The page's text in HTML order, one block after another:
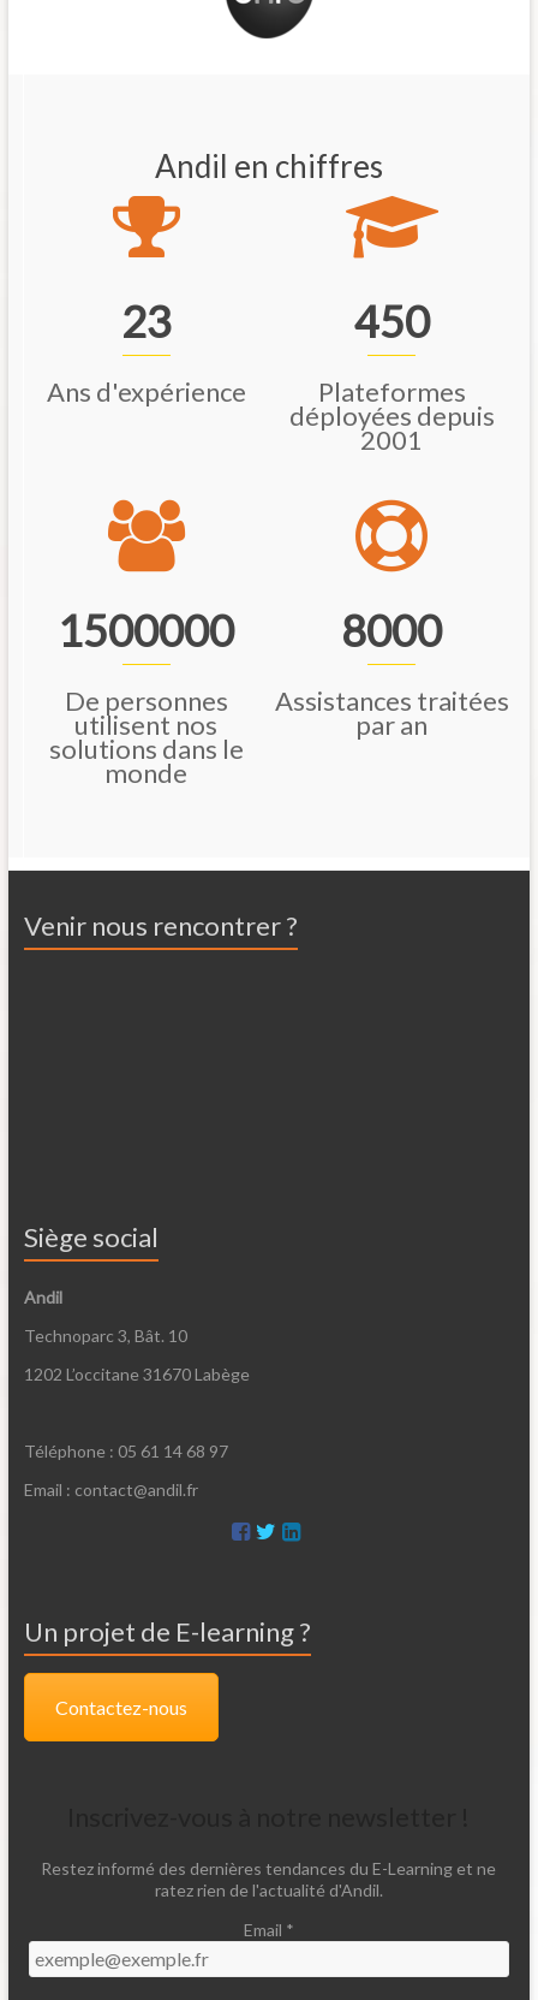
Andil en chiffres
23
Ans d'expérience
450
Plateformes
déployées depuis
2001
1500000
De personnes
utilisent nos
solutions dans le
monde
8000
Assistances traitées
par an
Venir nous rencontrer ?
Siège social
Andil
Technoparc 3, Bât. 10
1202 L’occitane 31670 Labège
Téléphone : 05 61 14 68 97
Email : contact@andil.fr
Un projet de E-learning ?
Contactez-nous
Restez informé des dernières tendances du E-Learning et ne
ratez rien de l'actualité d'Andil.
Email *